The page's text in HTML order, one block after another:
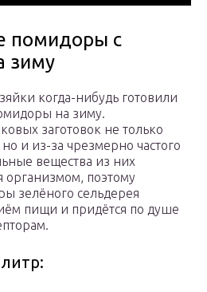
помидоры с
зиму
когда-нибудь готовили
на зиму.
заготовок не только
и из-за чрезмерно частого
вещества из них
организмом, поэтому
зелёного сельдерея
пищи и придётся по душе